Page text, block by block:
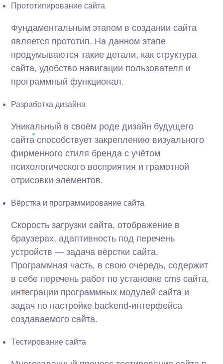
Прототипирование сайта
Фундаментальным этапом в создании сайта
является прототип. На данном этапе
продумываются такие детали, как структура
сайта, удобство навигации пользователя и
программный функционал.
Разработка дизайна
Уникальный в своём роде дизайн будущего
сайта способствует закреплению визуального
фирменного стиля бренда с учётом
психологического восприятия и грамотной
отрисовки элементов.
Вёрстка и программирование сайта
Скорость загрузки сайта, отображение в
браузерах, адаптивность под перечень
устройств — задача вёрстки сайта.
Программная часть, в свою очередь, содержит
в себе перечень работ по установке cms сайта,
интеграции программных модулей сайта и
задач по настройке backend-интерфейса
создаваемого сайта.
Тестирование сайта